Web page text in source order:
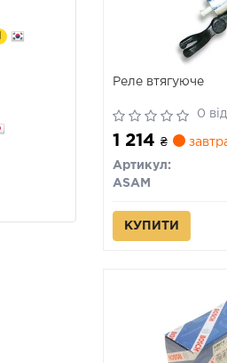
Реле втягуюче
0
1 214 ₴
Артикул:
ASAM
КУПИТИ